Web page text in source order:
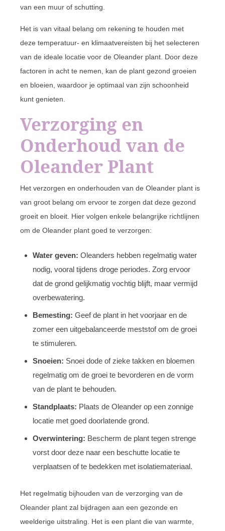
van een muur of schutting.
Het is van vitaal belang om rekening te houden met
deze temperatuur- en klimaatvereisten bij het selecteren
van de ideale locatie voor de Oleander plant. Door deze
factoren in acht te nemen, kan de plant gezond groeien
en bloeien, waardoor je optimaal van zijn schoonheid
kunt genieten.
Verzorging en
Onderhoud van de
Oleander Plant
Het verzorgen en onderhouden van de Oleander plant is
van groot belang om ervoor te zorgen dat deze gezond
groeit en bloeit. Hier volgen enkele belangrijke richtlijnen
om de Oleander plant goed te verzorgen:
Water geven: Oleanders hebben regelmatig water
nodig, vooral tijdens droge periodes. Zorg ervoor
dat de grond gelijkmatig vochtig blijft, maar vermijd
overbewatering.
Bemesting: Geef de plant in het voorjaar en de
zomer een uitgebalanceerde meststof om de groei
te stimuleren.
Snoeien: Snoei dode of zieke takken en bloemen
regelmatig om de groei te bevorderen en de vorm
van de plant te behouden.
Standplaats: Plaats de Oleander op een zonnige
locatie met goed doorlatende grond.
Overwintering: Bescherm de plant tegen strenge
vorst door deze naar een beschutte locatie te
verplaatsen of te bedekken met isolatiemateriaal.
Het regelmatig bijhouden van de verzorging van de
Oleander plant zal bijdragen aan een gezonde en
weelderige uitstraling. Het is een plant die van warmte,